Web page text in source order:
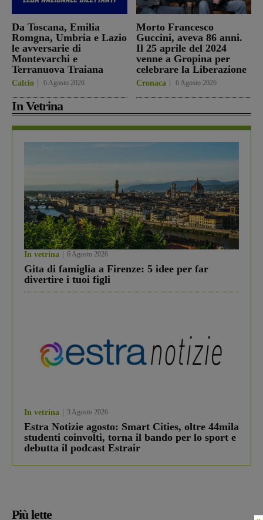
Da Toscana, Emilia
Romgna, Umbria e Lazio
le avversarie di
Montevarchi e
Terranuova Traiana
Calcio 6 Agosto 2026
Morto Francesco
Guccini, aveva 86 anni.
Il 25 aprile del 2024
venne a Gropina per
celebrare la Liberazione
Cronaca 6 Agosto 2026
In Vetrina
In vetrina 6 Agosto 2026
Gita di famiglia a Firenze: 5 idee per far
divertire i tuoi figli
In vetrina 3 Agosto 2026
Estra Notizie agosto: Smart Cities, oltre 44mila
studenti coinvolti, torna il bando per lo sport e
debutta il podcast Estrair
Più lette